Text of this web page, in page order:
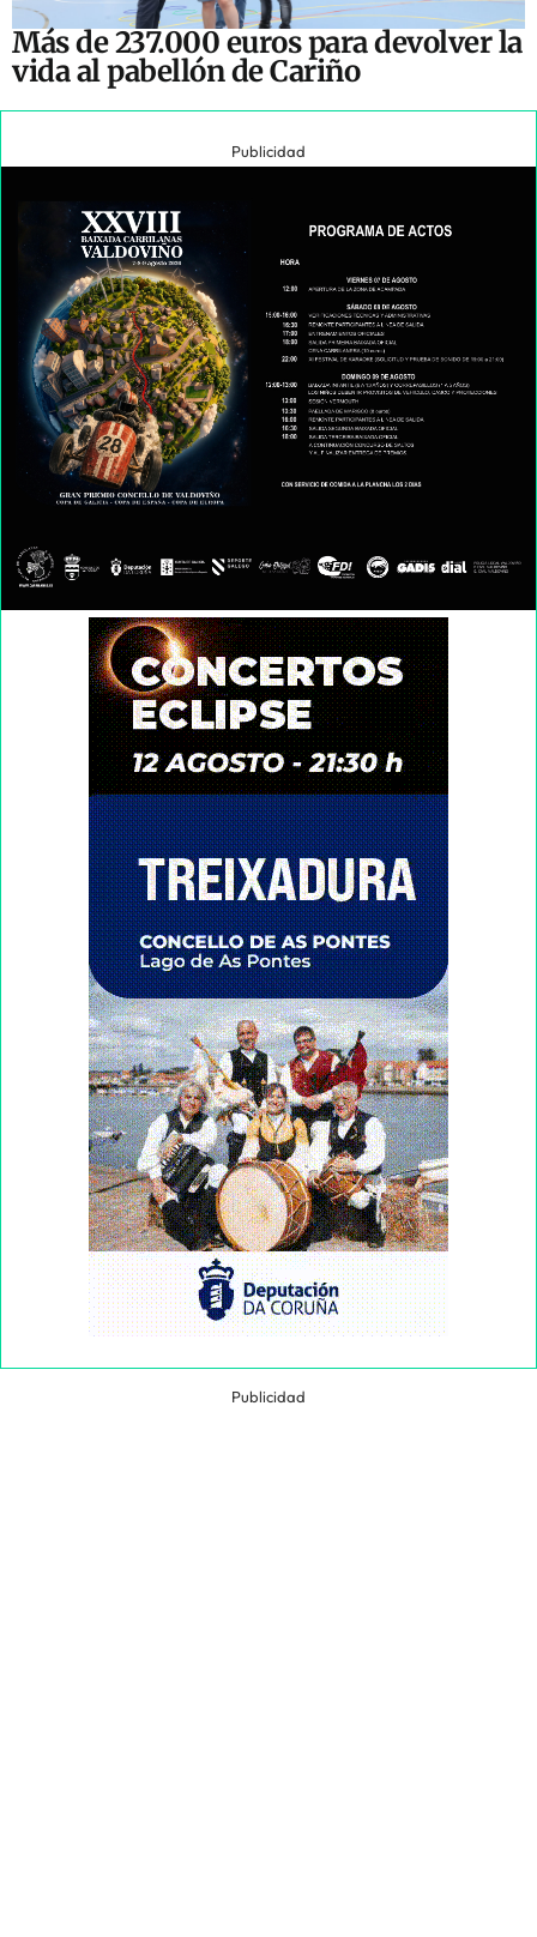
Más de 237.000 euros para devolver la
vida al pabellón de Cariño
Publicidad
Publicidad